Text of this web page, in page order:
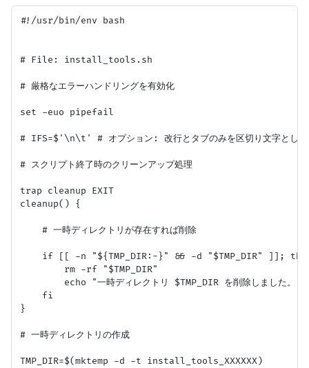
#!/usr/bin/env bash
# File: install_tools.sh
# 厳格なエラーハンドリングを有効化
set -euo pipefail
# IFS=$'\n\t' # オプション: 改行とタブのみを区切り文字として
# スクリプト終了時のクリーンアップ処理
trap cleanup EXIT
cleanup() {
    # 一時ディレクトリが存在すれば削除
if [[ -n "${TMP_DIR:-}" && -d "$TMP_DIR" ]];
        rm -rf "$TMP_DIR"
echo "一時ディレクトリ $TMP_DIR を削除しました。"
    fi
}
# 一時ディレクトリの作成
TMP_DIR=$(mktemp -d -t install_tools_XXXXXX)